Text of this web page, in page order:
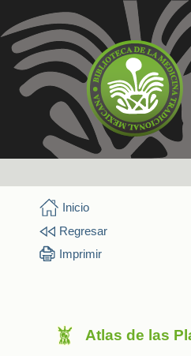
Inicio
Regresar
Imprimir
Atlas de las